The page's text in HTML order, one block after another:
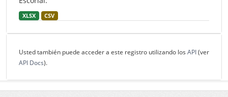
XLSX CSV
Usted también puede acceder a este registro utilizando los API(ver
API Docs).